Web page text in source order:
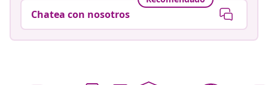
Chatea con nosotros